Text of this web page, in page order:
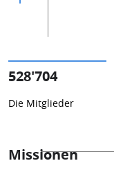
528'704
Die Mitglieder
Missionen